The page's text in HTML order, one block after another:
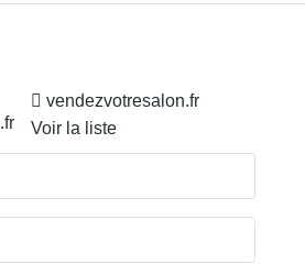
vendezvotresalon.fr
Voir la liste